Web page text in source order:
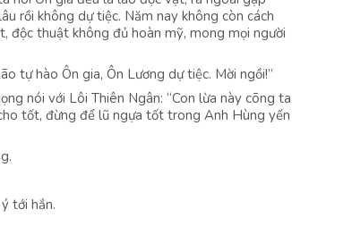
rồi không dự tiệc. Năm nay không còn cách
độc thuật không đủ hoàn mỹ, mong mọi người
tự hào Ôn gia, Ôn Lương dự tiệc. Mời ngồi!”
nói với Lôi Thiên Ngân: “Con lừa này cõng ta
tốt, đừng để lũ ngựa tốt trong Anh Hùng yến
tới hắn.